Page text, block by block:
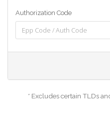
Authorization Code
* Excludes certain TLDs